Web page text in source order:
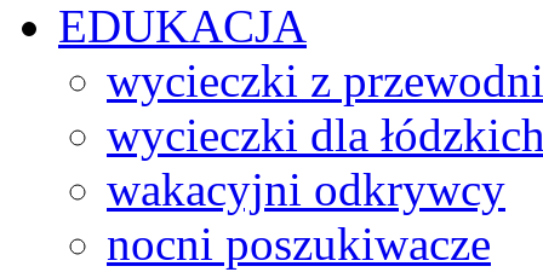
EDUKACJA
wycieczki z
wycieczki dla
wakacyjni odkrywcy
nocni poszukiwacze